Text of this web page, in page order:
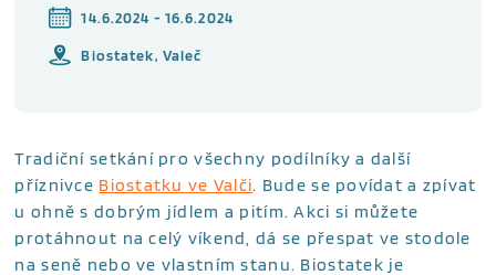
14.6.2024 - 16.6.2024
Biostatek, Valeč
Tradiční setkání pro všechny podílníky a další
příznivce Biostatku ve Valči. Bude se povídat a zpívat
u ohně s dobrým jídlem a pitím. Akci si můžete
protáhnout na celý víkend, dá se přespat ve stodole
na seně nebo ve vlastním stanu. Biostatek je